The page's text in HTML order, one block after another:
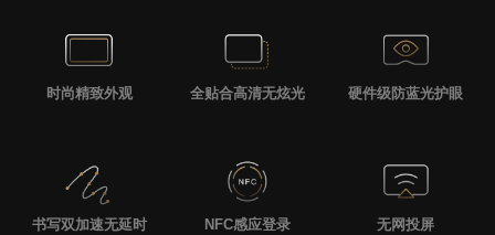
时尚精致外观 全贴合高清无炫光 硬件级防蓝光护眼
书写双加速无延时 NFC感应登录 无网投屏